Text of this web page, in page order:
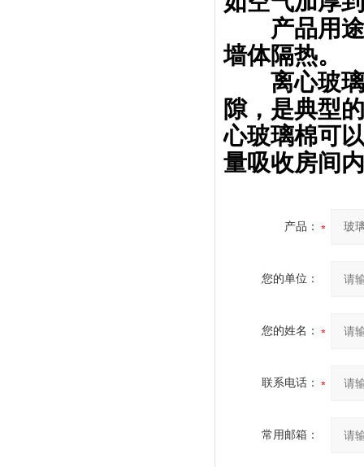
产品用途:
墙体隔热。
离心玻璃
隙，是典型
心玻璃棉可
量吸收房间
产品：
您的单位：
您的姓名：
联系电话：
常用邮箱：